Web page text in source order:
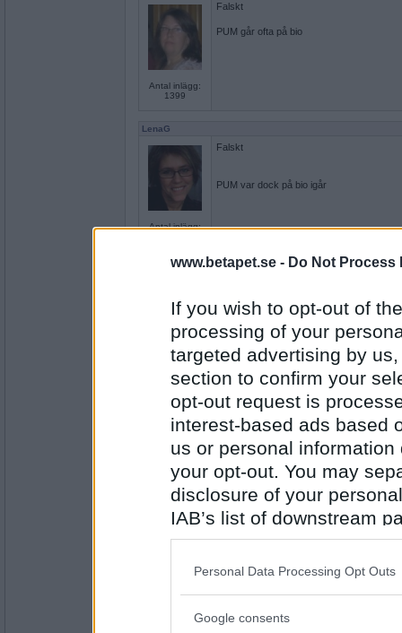
www.betapet.se - Do Not Process
If you wish to opt-out of
processing of your
targeted advertising by
section to confirm your
opt-out request is
interest-based ads based
us or personal
your opt-out. You may
disclosure of your
IAB’s list of downstream
also be disclosed by us
Downstream Participants
Please note that this
Personal Data Processing Opt Outs
Google consents
Antal inlägg:
1399
Falskt
PUM går ofta på bio
LenaG
Antal inlägg:
Falskt
PUM var dock på bio igår
onobond
Antal inlägg:
Pum äter gärna fisk
missundersto
Antal inlägg:
1738
Sant
PUM tycker om att vara själv